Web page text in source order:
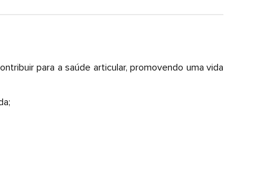
para a saúde articular, promovendo uma vida